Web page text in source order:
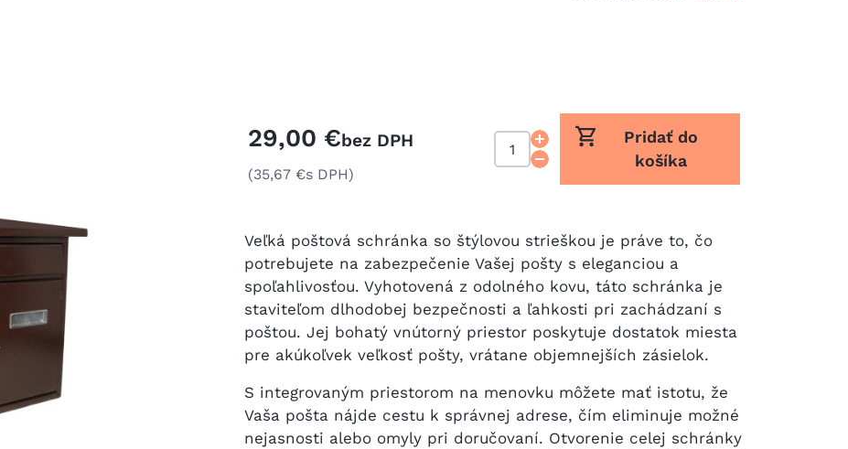
29,00 €bez DPH
(35,67 €s DPH)
Pridať do
košíka
Veľká poštová schránka so štýlovou strieškou je práve to, čo
potrebujete na zabezpečenie Vašej pošty s eleganciou a
spoľahlivosťou. Vyhotovená z odolného kovu, táto schránka je
staviteľom dlhodobej bezpečnosti a ľahkosti pri zachádzaní s
poštou. Jej bohatý vnútorný priestor poskytuje dostatok miesta
pre akúkoľvek veľkosť pošty, vrátane objemnejších zásielok.
S integrovaným priestorom na menovku môžete mať istotu, že
Vaša pošta nájde cestu k správnej adrese, čím eliminuje možné
nejasnosti alebo omyly pri doručovaní. Otvorenie celej schránky